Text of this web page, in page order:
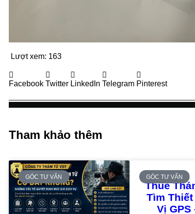
Lượt xem: 163
Facebook Twitter LinkedIn Telegram Pinterest
Tham khảo thêm
GÓC TƯ VẤN GÓC TƯ VẤN
Thuê
Tìm
Vị GPS